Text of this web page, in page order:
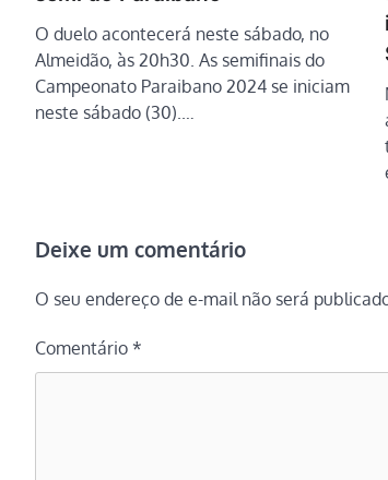
O duelo acontecerá neste sábado, no
Almeidão, às 20h30. As semifinais do
Campeonato Paraibano 2024 se iniciam
neste sábado (30).…
Deixe um comentário
O seu endereço de e-mail não será
Comentário *